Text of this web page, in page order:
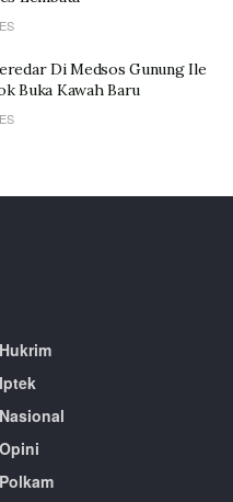
Di Medsos Gunung Ile
Buka Kawah Baru
Hukrim
Iptek
Nasional
Opini
Polkam